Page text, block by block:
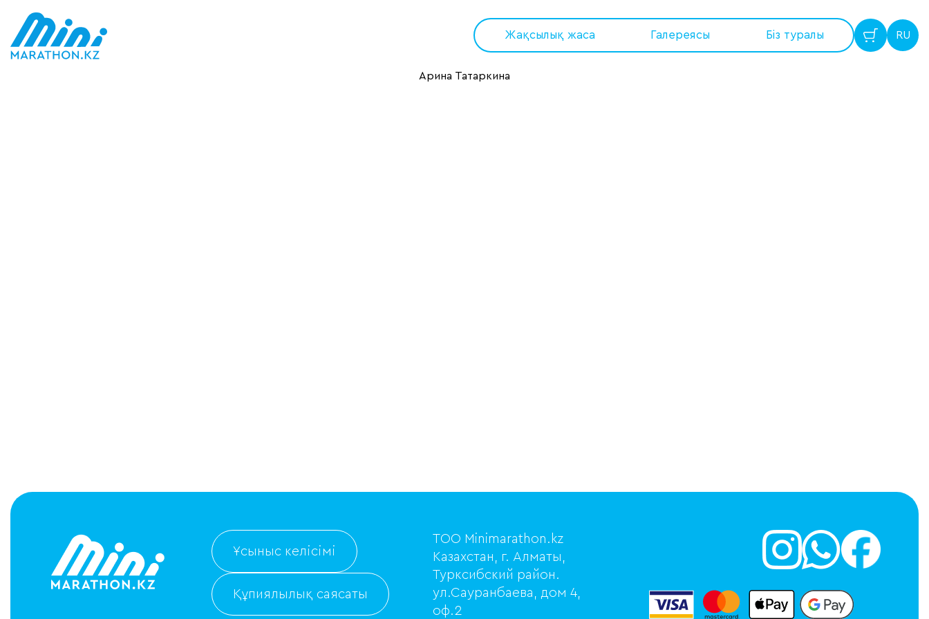
Жақсылық жаса Галереясы Бiз туралы RU
Арина Татаркина
Ұсыныс келісімі
Құпиялылық саясаты
ТОО Minimarathon.kz
Казахстан, г. Алматы,
Турксибский район.
ул.Сауранбаева, дом 4,
оф.2